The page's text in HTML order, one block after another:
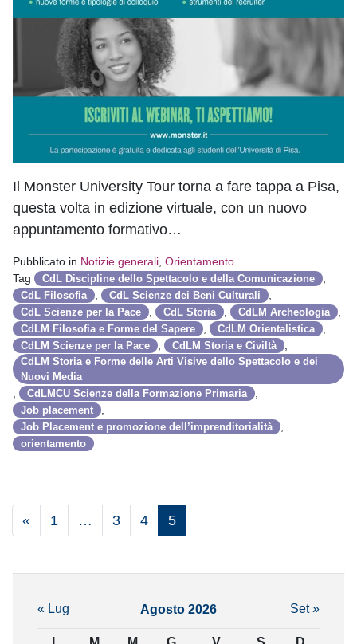
Il Monster University Tour torna a fare tappa a Pisa,
questa volta in edizione virtuale, con un nuovo
appuntamento formativo…
Pubblicato in Notizie generali Orientamento
Tag
CdL Discipline dello Spettacolo e della Comunicazione
CdL Filosofia CdL Scienze dei Beni Culturali
CdL Scienze per la Pace CdL Storia CdLM Archeologia
CdLM Filosofia e Forme del Sapere CdLM Orientalistica
CdLM Scienze per la Pace CdLM Storia e Civiltà
CdLM Storia e Forme delle Arti Visive dello Spettacolo e dei
Nuovi Media
CdLMCU Scienze della Formazione Primaria
Job placement
Job Placement e promozione dell’imprenditorialità
orientamento
« 1 … 3 4 5
Agosto 2026
« Lug Set »